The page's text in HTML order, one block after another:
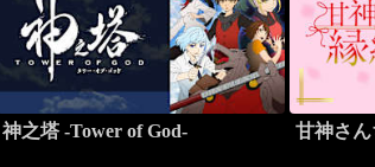
神之塔 -Tower of God- 甘神さ